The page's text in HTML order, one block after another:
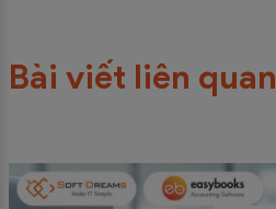
Bài viết liên quan